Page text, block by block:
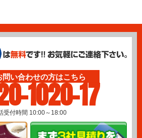
問い合わせの方はこちら
1020-17
受付時間 10:00～18:00